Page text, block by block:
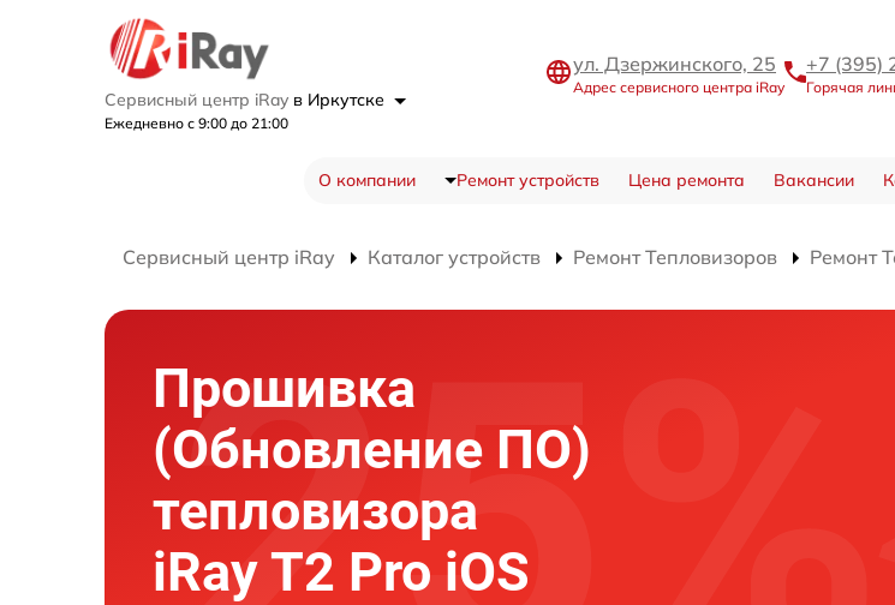
Сервисный центр iRay в Иркутске
Ежедневно с 9:00 до 21:00
ул. Дзержинского, 25
Адрес сервисного центра iRay
+7 (395)
Горячая
О компании Ремонт устройств Цена ремонта Вакансии
Сервисный центр iRay Каталог устройств Ремонт Тепловизоров Ремонт
Прошивка
(Обновление ПО)
тепловизора
iRay T2 Pro iOS